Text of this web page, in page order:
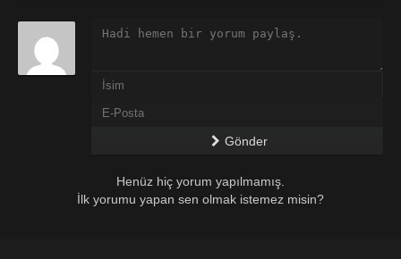
Gönder
Henüz hiç yorum yapılmamış.
İlk yorumu yapan sen olmak istemez misin?